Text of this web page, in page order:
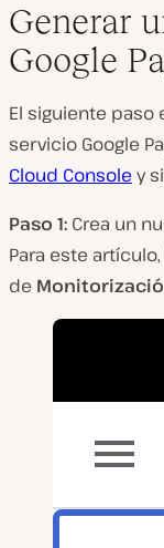
Generar
Google
El siguiente paso
servicio Google
Cloud Console y
Paso 1: Crea un
Para este
de